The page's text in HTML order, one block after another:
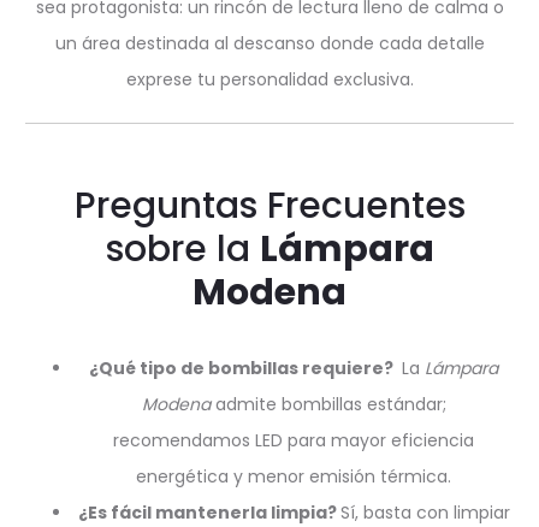
sea protagonista: un rincón de lectura lleno de calma o
un área destinada al descanso donde cada detalle
exprese tu personalidad exclusiva.
Preguntas Frecuentes
sobre la Lámpara
Modena
¿Qué tipo de bombillas requiere? La Lámpara
Modenaadmite bombillas estándar;
recomendamos LED para mayor eficiencia
energética y menor emisión térmica.
¿Es fácil mantenerla limpia?Sí, basta con limpiar